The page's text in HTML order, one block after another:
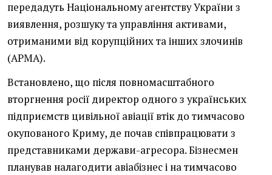
передадуть Національному агентству України з
виявлення, розшуку та управління активами,
отриманими від корупційних та інших злочинів
(АРМА).
Встановлено, що після повномасштабного
вторгнення росії директор одного з українських
підприємств цивільної авіації втік до тимчасово
окупованого Криму, де почав співпрацювати з
представниками держави-агресора. Бізнесмен
планував налагодити авіабізнес і на тимчасово